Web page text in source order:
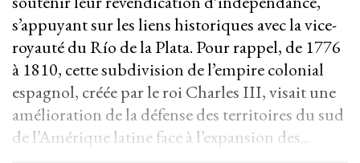
s’appuyant sur les liens historiques avec la vice-
royauté du Río de la Plata. Pour rappel, de 1776
à 1810, cette subdivision de l’empire colonial
espagnol, créée par le roi Charles III, visait une
amélioration de la défense des territoires du sud
de l’Amérique latine face à l’expansion des...